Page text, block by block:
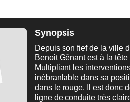
Synopsis
Depuis son fief de la ville
Benoit Gênant est à la
Multipliant les
inébranlable dans sa
dans le rouge. Il est donc
ligne de conduite très